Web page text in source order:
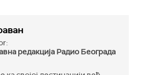
редакција Радио Бeограда